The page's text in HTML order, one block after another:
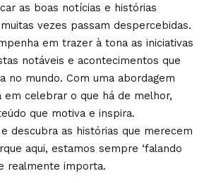
as boas notícias e histórias
vezes passam despercebidas.
em trazer à tona as iniciativas
notáveis e acontecimentos que
no mundo. Com uma abordagem
em celebrar o que há de melhor,
que motiva e inspira.
descubra as histórias que merecem
aqui, estamos sempre ‘falando
realmente importa.